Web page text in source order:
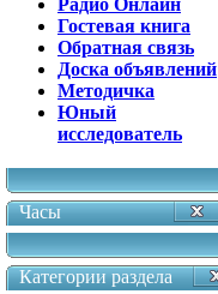
Радио Онлайн
Гостевая книга
Обратная связь
Доска объявлений
Методичка
Юный
исследователь
Часы
Категории раздела